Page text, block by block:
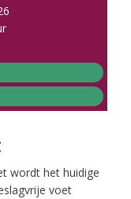
wordt het huidige
voet